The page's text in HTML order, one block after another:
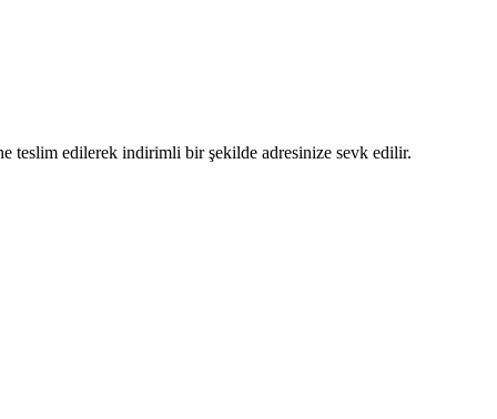
teslim edilerek indirimli bir şekilde adresinize sevk edilir.